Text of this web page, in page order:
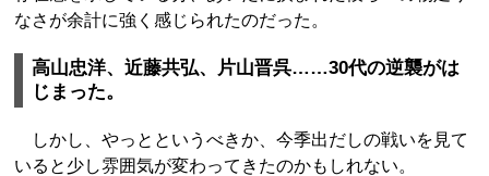
なさが余計に強く感じられたのだった。
高山忠洋、近藤共弘、片山晋呉……30代の逆襲がは
じまった。
しかし、やっとというべきか、今季出だしの戦いを見て
いると少し雰囲気が変わってきたのかもしれない。